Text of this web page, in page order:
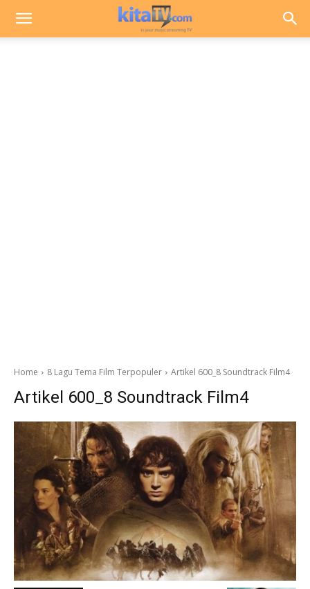
Home 8 Lagu Tema Film Terpopuler Artikel 600_8 Soundtrack Film4
Artikel 600_8 Soundtrack Film4